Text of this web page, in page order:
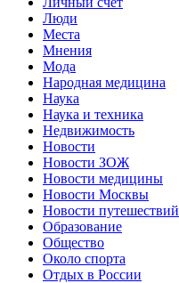
Люди
Места
Мнения
Мода
Народная медицина
Наука
Наука и техника
Недвижимость
Новости
Новости ЗОЖ
Новости медицины
Новости Москвы
Новости путешествий
Образование
Общество
Около спорта
Отдых в России